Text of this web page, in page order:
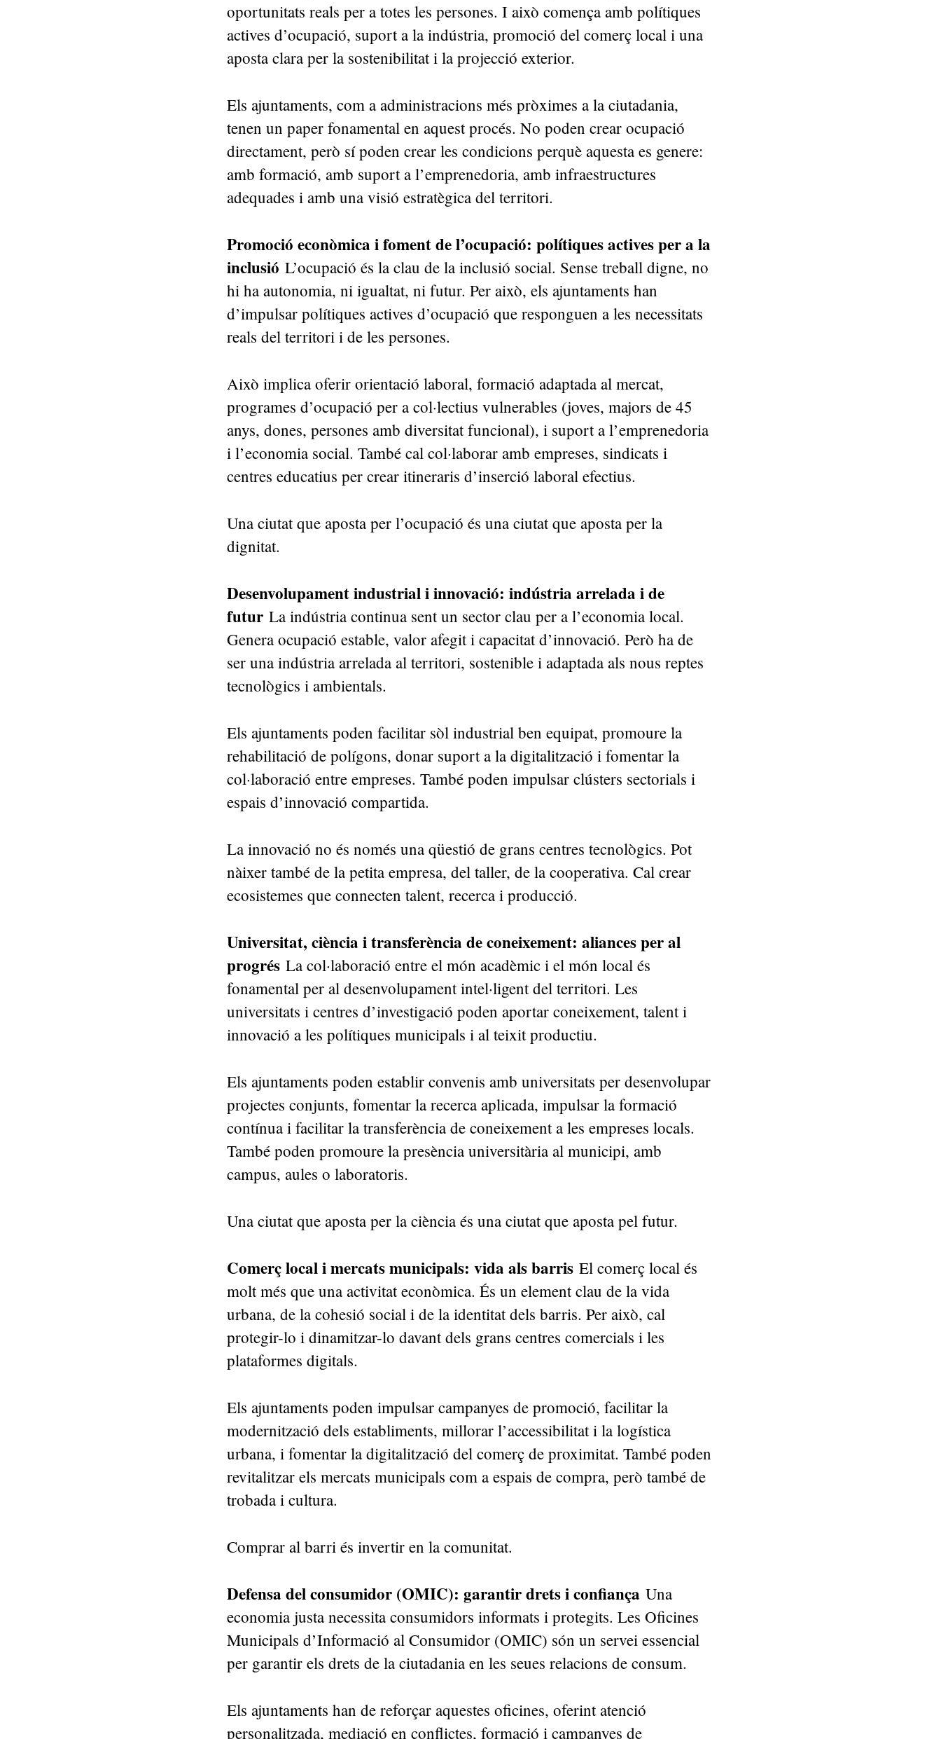
oportunitats reals per a totes les persones. I això comença amb polítiques
actives d’ocupació, suport a la indústria, promoció del comerç local i una
aposta clara per la sostenibilitat i la projecció exterior.
Els ajuntaments, com a administracions més pròximes a la ciutadania,
tenen un paper fonamental en aquest procés. No poden crear ocupació
directament, però sí poden crear les condicions perquè aquesta es genere:
amb formació, amb suport a l’emprenedoria, amb infraestructures
adequades i amb una visió estratègica del territori.
Promoció econòmica i foment de l’ocupació: polítiques actives per a la
inclusió L’ocupació és la clau de la inclusió social. Sense treball digne, no
hi ha autonomia, ni igualtat, ni futur. Per això, els ajuntaments han
d’impulsar polítiques actives d’ocupació que responguen a les necessitats
reals del territori i de les persones.
Això implica oferir orientació laboral, formació adaptada al mercat,
programes d’ocupació per a col·lectius vulnerables (joves, majors de 45
anys, dones, persones amb diversitat funcional), i suport a l’emprenedoria
i l’economia social. També cal col·laborar amb empreses, sindicats i
centres educatius per crear itineraris d’inserció laboral efectius.
Una ciutat que aposta per l’ocupació és una ciutat que aposta per la
dignitat.
Desenvolupament industrial i innovació: indústria arrelada i de
futur La indústria continua sent un sector clau per a l’economia local.
Genera ocupació estable, valor afegit i capacitat d’innovació. Però ha de
ser una indústria arrelada al territori, sostenible i adaptada als nous reptes
tecnològics i ambientals.
Els ajuntaments poden facilitar sòl industrial ben equipat, promoure la
rehabilitació de polígons, donar suport a la digitalització i fomentar la
col·laboració entre empreses. També poden impulsar clústers sectorials i
espais d’innovació compartida.
La innovació no és només una qüestió de grans centres tecnològics. Pot
nàixer també de la petita empresa, del taller, de la cooperativa. Cal crear
ecosistemes que connecten talent, recerca i producció.
Universitat, ciència i transferència de coneixement: aliances per al
progrés La col·laboració entre el món acadèmic i el món local és
fonamental per al desenvolupament intel·ligent del territori. Les
universitats i centres d’investigació poden aportar coneixement, talent i
innovació a les polítiques municipals i al teixit productiu.
Els ajuntaments poden establir convenis amb universitats per desenvolupar
projectes conjunts, fomentar la recerca aplicada, impulsar la formació
contínua i facilitar la transferència de coneixement a les empreses locals.
També poden promoure la presència universitària al municipi, amb
campus, aules o laboratoris.
Una ciutat que aposta per la ciència és una ciutat que aposta pel futur.
Comerç local i mercats municipals: vida als barris El comerç local és
molt més que una activitat econòmica. És un element clau de la vida
urbana, de la cohesió social i de la identitat dels barris. Per això, cal
protegir-lo i dinamitzar-lo davant dels grans centres comercials i les
plataformes digitals.
Els ajuntaments poden impulsar campanyes de promoció, facilitar la
modernització dels establiments, millorar l’accessibilitat i la logística
urbana, i fomentar la digitalització del comerç de proximitat. També poden
revitalitzar els mercats municipals com a espais de compra, però també de
trobada i cultura.
Comprar al barri és invertir en la comunitat.
Defensa del consumidor (OMIC): garantir drets i confiança Una
economia justa necessita consumidors informats i protegits. Les Oficines
Municipals d’Informació al Consumidor (OMIC) són un servei essencial
per garantir els drets de la ciutadania en les seues relacions de consum.
Els ajuntaments han de reforçar aquestes oficines, oferint atenció
personalitzada, mediació en conflictes, formació i campanyes de